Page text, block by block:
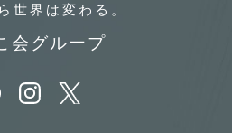
世界は変わる。
会グループ
別ウィンドウで開きます
別ウィンドウで開きます
別ウィンドウで開きます